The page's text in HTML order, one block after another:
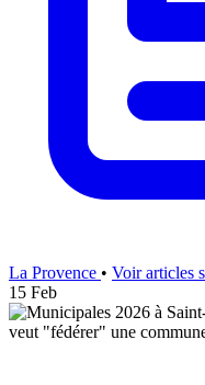
La Provence • Voir articles
15 Feb